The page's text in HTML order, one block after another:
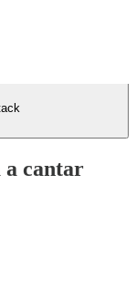
a cantar